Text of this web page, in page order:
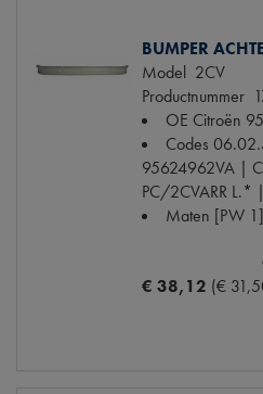
BUMPER
Model 2CV
Productnummer
OE Citroën
Codes
95624962VA |
PC/2CVARR L.*
Maten [PW 1]
€ 38,12 (€